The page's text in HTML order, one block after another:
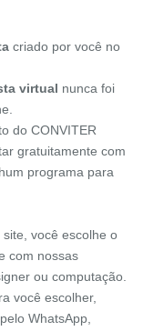
criado por você no
virtual nunca foi
do CONVITER
gratuitamente com
programa para
você escolhe o
com nossas
ou computação.
você escolher,
WhatsApp,